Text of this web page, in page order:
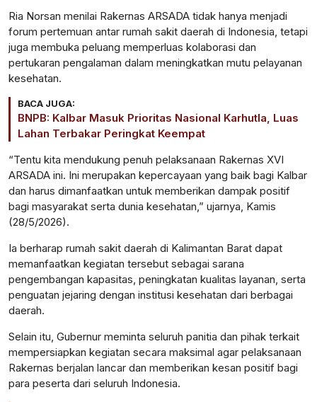
Ria Norsan menilai Rakernas ARSADA tidak hanya menjadi
forum pertemuan antar rumah sakit daerah di Indonesia, tetapi
juga membuka peluang memperluas kolaborasi dan
pertukaran pengalaman dalam meningkatkan mutu pelayanan
kesehatan.
BACA JUGA:
BNPB: Kalbar Masuk Prioritas Nasional Karhutla, Luas
Lahan Terbakar Peringkat Keempat
“Tentu kita mendukung penuh pelaksanaan Rakernas XVI
ARSADA ini. Ini merupakan kepercayaan yang baik bagi Kalbar
dan harus dimanfaatkan untuk memberikan dampak positif
bagi masyarakat serta dunia kesehatan,” ujarnya, Kamis
(28/5/2026).
Ia berharap rumah sakit daerah di Kalimantan Barat dapat
memanfaatkan kegiatan tersebut sebagai sarana
pengembangan kapasitas, peningkatan kualitas layanan, serta
penguatan jejaring dengan institusi kesehatan dari berbagai
daerah.
Selain itu, Gubernur meminta seluruh panitia dan pihak terkait
mempersiapkan kegiatan secara maksimal agar pelaksanaan
Rakernas berjalan lancar dan memberikan kesan positif bagi
para peserta dari seluruh Indonesia.